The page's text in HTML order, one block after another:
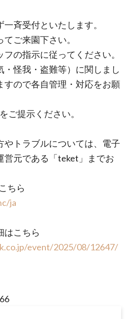
斉受付といたします。
ご来園下さい。
フの指示に従ってください。
・怪我・盗難等）に関しまし
すので各自管理・対応をお願
ご提示ください。
やトラブルについては、電子
営元である「teket」までお
ちら
ja
はこちら
event/2025/08/12647/